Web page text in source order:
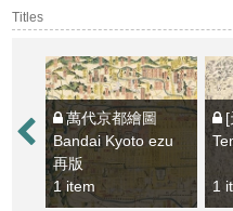
Titles
萬代京都繪圖
Bandai Kyoto ezu
再版
1 item
[
1